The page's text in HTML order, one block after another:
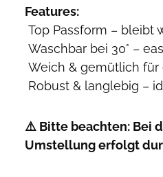
Features:
Top Passform – bleibt
Waschbar bei 30° –
Weich & gemütlich
Robust & langlebig –
⚠️ Bitte beachten: Bei
Umstellung erfolgt